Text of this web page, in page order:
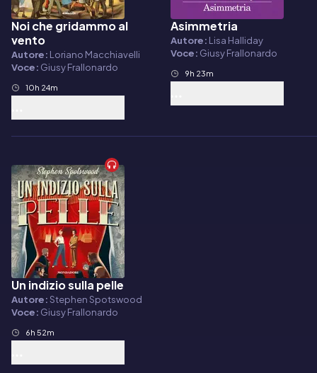
Audiolibro
Noi che gridammo al
vento
Autore: Loriano Macchiavelli
Voce: Giusy Frallonardo
10h 24m
Audiolibro
Asimmetria
Autore: Lisa Halliday
Voce: Giusy Frallonardo
9h 23m
Audiolibro
Un indizio sulla pelle
Autore:Stephen Spotswood
Voce: Giusy Frallonardo
6h 52m